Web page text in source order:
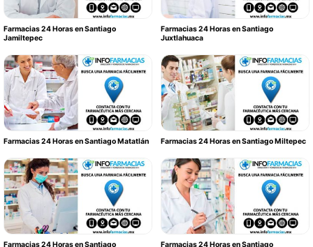
Farmacias 24 Horas en Santiago
Jamiltepec
Farmacias 24 Horas en Santiago
Juxtlahuaca
Farmacias 24 Horas en Santiago Matatlán Farmacias 24 Horas en Santiago Miltepec
Farmacias 24 Horas en Santiago Farmacias 24 Horas en Santiago